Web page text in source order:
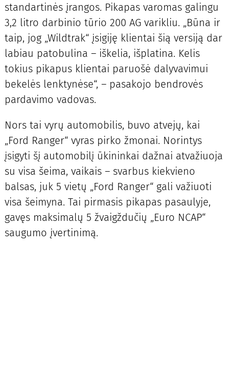
standartinės įrangos. Pikapas varomas galingu
3,2 litro darbinio tūrio 200 AG varikliu. „Būna ir
taip, jog „Wildtrak“ įsigiję klientai šią versiją dar
labiau patobulina – iškelia, išplatina. Kelis
tokius pikapus klientai paruošė dalyvavimui
bekelės lenktynėse“, – pasakojo bendrovės
pardavimo vadovas.
Nors tai vyrų automobilis, buvo atvejų, kai
„Ford Ranger“ vyras pirko žmonai. Norintys
įsigyti šį automobilį ūkininkai dažnai atvažiuoja
su visa šeima, vaikais – svarbus kiekvieno
balsas, juk 5 vietų „Ford Ranger“ gali važiuoti
visa šeimyna. Tai pirmasis pikapas pasaulyje,
gavęs maksimalų 5 žvaigždučių „Euro NCAP“
saugumo įvertinimą.